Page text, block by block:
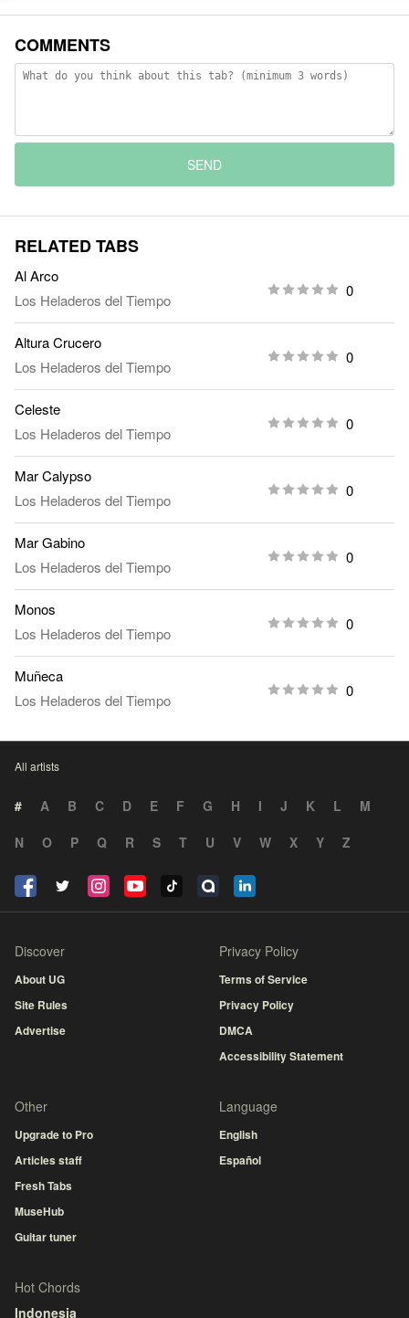
COMMENTS
SEND
RELATED TABS
Al Arco
Los Heladeros del Tiempo
0
Altura Crucero
Los Heladeros del Tiempo
0
Celeste
Los Heladeros del Tiempo
0
Mar Calypso
Los Heladeros del Tiempo
0
Mar Gabino
Los Heladeros del Tiempo
0
Monos
Los Heladeros del Tiempo
0
Muñeca
Los Heladeros del Tiempo
0
All artists
# A B C D E F G H I J K L
M
N
O P Q R S T U V W X Y Z
Discover
About UG
Site Rules
Advertise
Privacy Policy
Terms of Service
Privacy Policy
DMCA
Accessibility Statement
Other
Upgrade to Pro
Articles staff
Fresh Tabs
MuseHub
Guitar tuner
Language
English
Español
Hot Chords
Indonesia